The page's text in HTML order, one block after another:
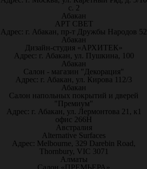
с. 2
Абакан
АРТ СВЕТ
Адрес: г. Абакан, пр-т Дружбы Народов 52
Абакан
Дизайн-студия «АРХИТЕК»
Адрес: г. Абакан, ул. Пушкина, 100
Абакан
Салон - магазин "Декорация"
Адрес: г. Абакан, ул. Кирова 112/3
Абакан
Салон напольных покрытий и дверей
"Премиум"
Адрес: г. Абакан, ул. Лермонтова 21, к1
офис 266Н
Австралия
Alternative Surfaces
Адрес: Melbourne, 329 Darebin Road,
Thornbury, VIC 3071
Алматы
Салон «ПРЕМЬЕРА»